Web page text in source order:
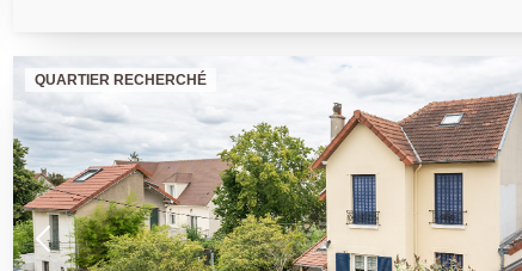
QUARTIER RECHERCHÉ